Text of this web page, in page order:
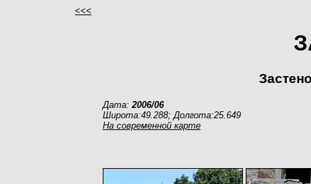
<<<
Дата: 2006/06
Широта:49.288; Долгота:25.649
На современной карте